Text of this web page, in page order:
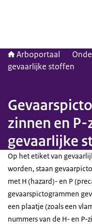
Arboportaal
gevaarlijke stoffen
zinnen en
gevaarlijke
Op het etiket van
worden, staan
met H (hazard)- en P (
gevaarspictogrammen
een plaatje (zoals een
nummers van de H- en